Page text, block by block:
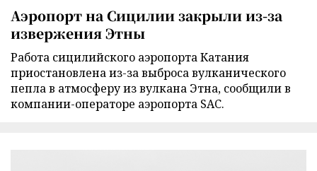
Аэропорт на Сицилии закрыли из-за
извержения Этны
Работа сицилийского аэропорта Катания
приостановлена из-за выброса вулканического
пепла в атмосферу из вулкана Этна, сообщили в
компании-операторе аэропорта SAC.